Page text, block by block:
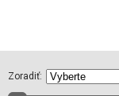
Zoradiť: